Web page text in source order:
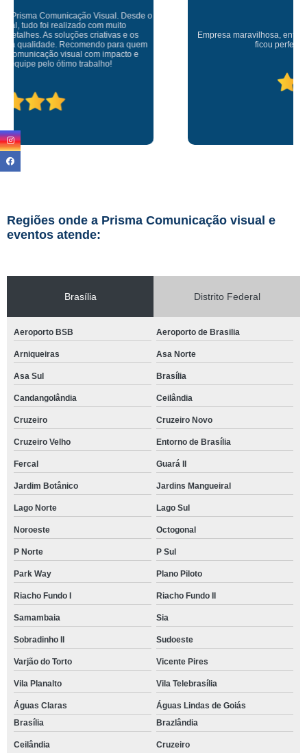
Empresa maravilhosa, entregue antes do prazo e a instalação da lona
ficou perfeita, indico de olhos fechados
Regiões onde a Prisma Comunicação visual e
eventos atende:
Brasília Distrito Federal
Aeroporto BSB Aeroporto de Brasilia
Arniqueiras Asa Norte
Asa Sul Brasília
Candangolândia Ceilândia
Cruzeiro Cruzeiro Novo
Cruzeiro Velho Entorno de Brasília
Fercal Guará II
Jardim Botânico Jardins Mangueiral
Lago Norte Lago Sul
Noroeste Octogonal
P Norte P Sul
Park Way Plano Piloto
Riacho Fundo I Riacho Fundo II
Samambaia Sia
Sobradinho II Sudoeste
Varjão do Torto Vicente Pires
Vila Planalto Vila Telebrasília
Águas Claras
Águas Lindas de Goiás
Brasília
Brazlândia
Ceilândia Cruzeiro